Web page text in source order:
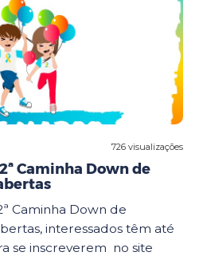
726 visualizações
Caminha Down de
Caminha Down de
interessados têm até
se inscreverem no site